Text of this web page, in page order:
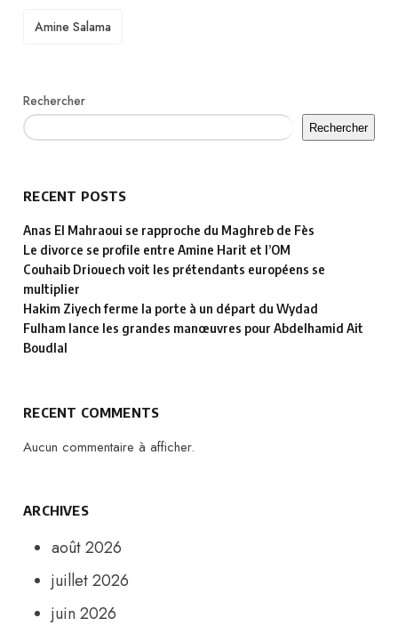
TAGS
Amine Salama
Rechercher
Rechercher
RECENT POSTS
Anas El Mahraoui se rapproche du Maghreb de Fès
Le divorce se profile entre Amine Harit et l’OM
Couhaib Driouech voit les prétendants européens se
multiplier
Hakim Ziyech ferme la porte à un départ du Wydad
Fulham lance les grandes manœuvres pour Abdelhamid Ait
Boudlal
RECENT COMMENTS
Aucun commentaire à afficher.
ARCHIVES
août 2026
juillet 2026
juin 2026